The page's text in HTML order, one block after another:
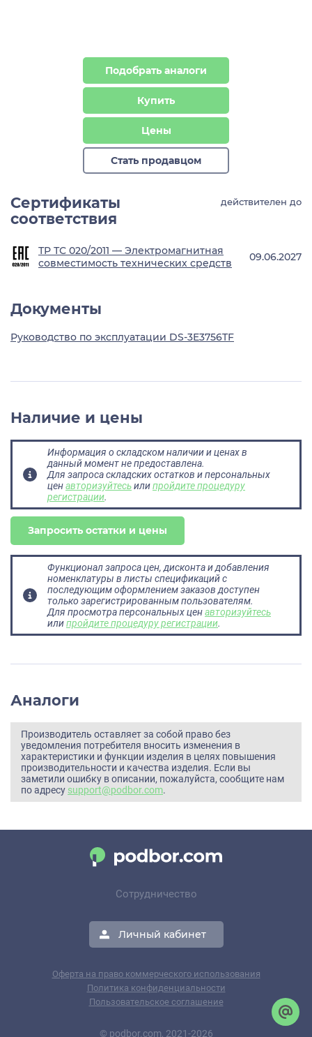
Подобрать аналоги
Купить
Цены
Стать продавцом
Сертификаты
соответствия
действителен до
ТР ТС 020/2011 — Электромагнитная
совместимость технических средств
09.06.2027
Документы
Руководство по эксплуатации DS-3E3756TF
Наличие и цены
Информация о складском наличии и ценах в
данный момент не предоставлена.
Для запроса складских остатков и персональных
ценавторизуйтесьилипройдите процедуру
регистрации.
Запросить остатки и цены
Функционал запроса цен, дисконта и добавления
номенклатуры в листы спецификаций с
последующим оформлением заказов доступен
только зарегистрированным пользователям.
Для просмотра персональных ценавторизуйтесь
илипройдите процедуру регистрации.
Аналоги
Производитель оставляет за собой право без
уведомления потребителя вносить изменения в
характеристики и функции изделия в целях повышения
производительности и качества изделия. Если вы
заметили ошибку в описании, пожалуйста, сообщите нам
по адресу support@podbor.com.
Сотрудничество
Личный кабинет
Оферта на право коммерческого использования
Политика конфиденциальности
Пользовательское соглашение
© podbor.com, 2021-2026